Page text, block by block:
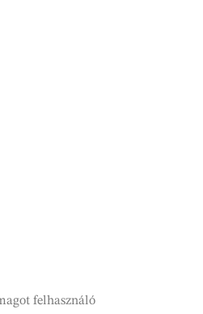
felhasználó